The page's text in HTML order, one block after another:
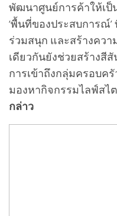
พัฒนาศูนย์การค้าให้เป็
‘พื้นที่ของประสบการณ์
ร่วมสนุก และสร้างคว
เดียวกันยังช่วยสร้างสี
การเข้าถึงกลุ่มครอบค
มองหากิจกรรมไลฟ์สไ
กล่าว